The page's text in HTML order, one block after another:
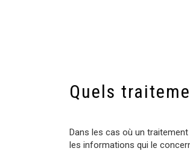
Quels
Dans les cas où un
les informations qui le